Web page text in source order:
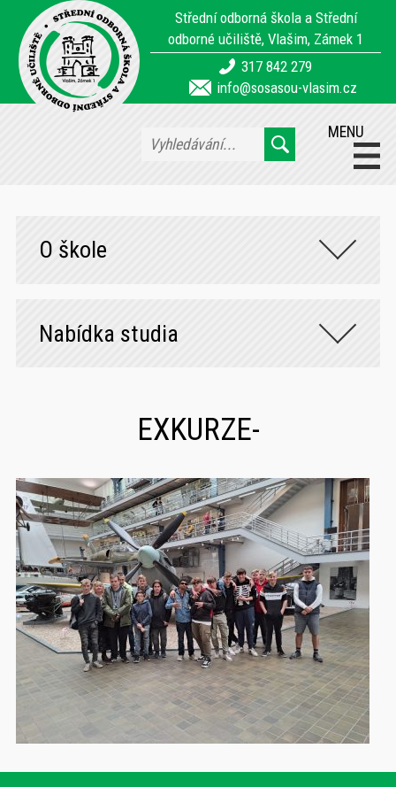
Střední odborná škola a Střední
odborné učiliště, Vlašim, Zámek 1
317 842 279
info@sosasou-vlasim.cz
MENU
O škole
Nabídka studia
EXKURZE-